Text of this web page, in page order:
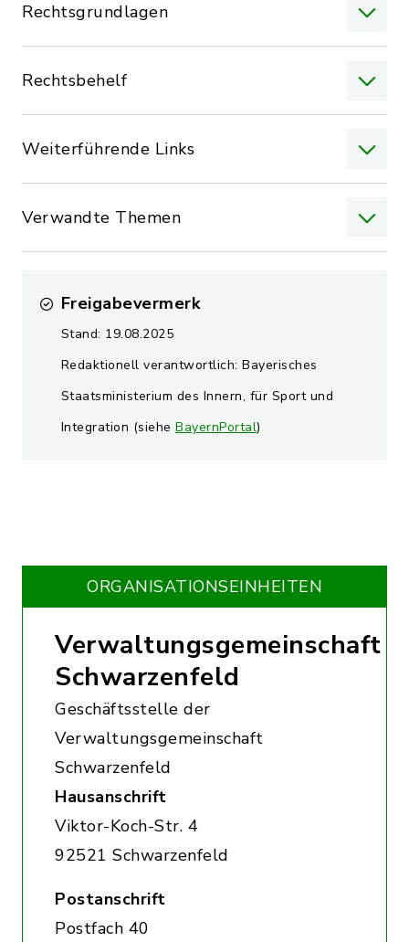
Rechtsgrundlagen
Rechtsbehelf
Weiterführende Links
Verwandte Themen
Freigabevermerk
Stand: 19.08.2025
Redaktionell verantwortlich: Bayerisches
Staatsministerium des Innern, für Sport und
Integration (siehe BayernPortal)
ORGANISATIONS­EINHEITEN
Verwaltungsgemeinschaft
Schwarzenfeld
Geschäftsstelle der
Verwaltungsgemeinschaft
Schwarzenfeld
Hausanschrift
Viktor-Koch-Str. 4
92521 Schwarzenfeld
Postanschrift
Postfach 40